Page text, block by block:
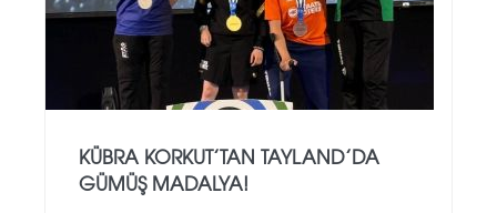
KÜBRA KORKUT’TAN TAYLAND’DA
GÜMÜŞ MADALYA!